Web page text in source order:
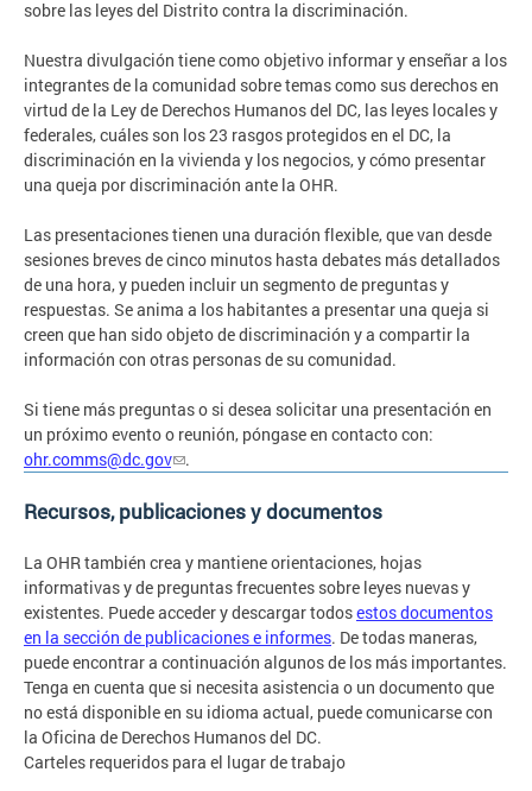
sobre las leyes del Distrito contra la discriminación.
Nuestra divulgación tiene como objetivo informar y enseñar a los
integrantes de la comunidad sobre temas como sus derechos en
virtud de la Ley de Derechos Humanos del DC, las leyes locales y
federales, cuáles son los 23 rasgos protegidos en el DC, la
discriminación en la vivienda y los negocios, y cómo presentar
una queja por discriminación ante la OHR.
Las presentaciones tienen una duración flexible, que van desde
sesiones breves de cinco minutos hasta debates más detallados
de una hora, y pueden incluir un segmento de preguntas y
respuestas. Se anima a los habitantes a presentar una queja si
creen que han sido objeto de discriminación y a compartir la
información con otras personas de su comunidad.
Si tiene más preguntas o si desea solicitar una presentación en
un próximo evento o reunión, póngase en contacto con:
ohr.comms@dc.gov
.
Recursos, publicaciones y documentos
La OHR también crea y mantiene orientaciones, hojas
informativas y de preguntas frecuentes sobre leyes nuevas y
existentes. Puede acceder y descargar todosestos documentos
en la sección de publicaciones e informes. De todas maneras,
puede encontrar a continuación algunos de los más importantes.
Tenga en cuenta que si necesita asistencia o un documento que
no está disponible en su idioma actual, puede comunicarse con
la Oficina de Derechos Humanos del DC.
Carteles requeridos para el lugar de trabajo